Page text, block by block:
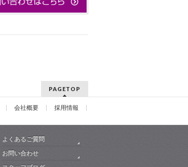
PAGETOP
会社概要
採用情報
よくあるご質問
お問い合わせ